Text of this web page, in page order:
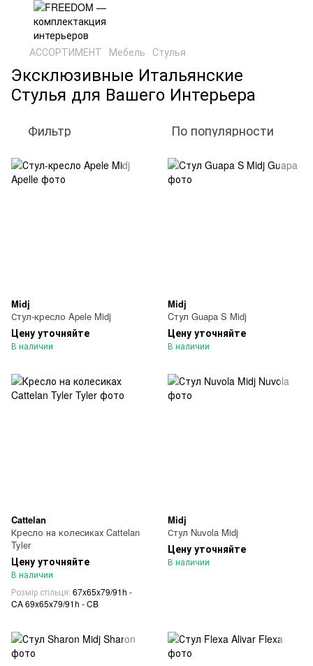
АССОРТИМЕНТ Мебель Стулья
Эксклюзивные Итальянские
Стулья для Вашего Интерьера
Фильтр По популярности
Midj
Стул-кресло Apele Midj
Цену уточняйте
В наличии
Midj
Cтул Guapa S Midj
Цену уточняйте
В наличии
Cattelan
Кресло на колесиках Cattelan
Tyler
Цену уточняйте
В наличии
Розмір стільця 67x65x79/91h -
CA 69x65x79/91h - CB
Midj
Стул Nuvola Midj
Цену уточняйте
В наличии